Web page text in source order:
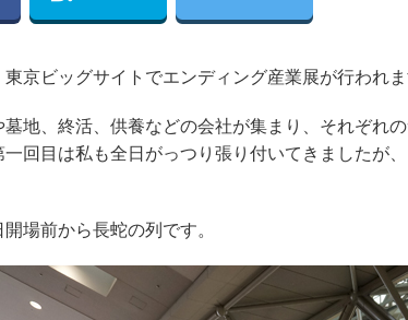
京ビッグサイトでエンディング産業展が行われま
墓地、終活、供養などの会社が集まり、それぞれ
一回目は私も全日がっつり張り付いてきましたが
場前から長蛇の列です。